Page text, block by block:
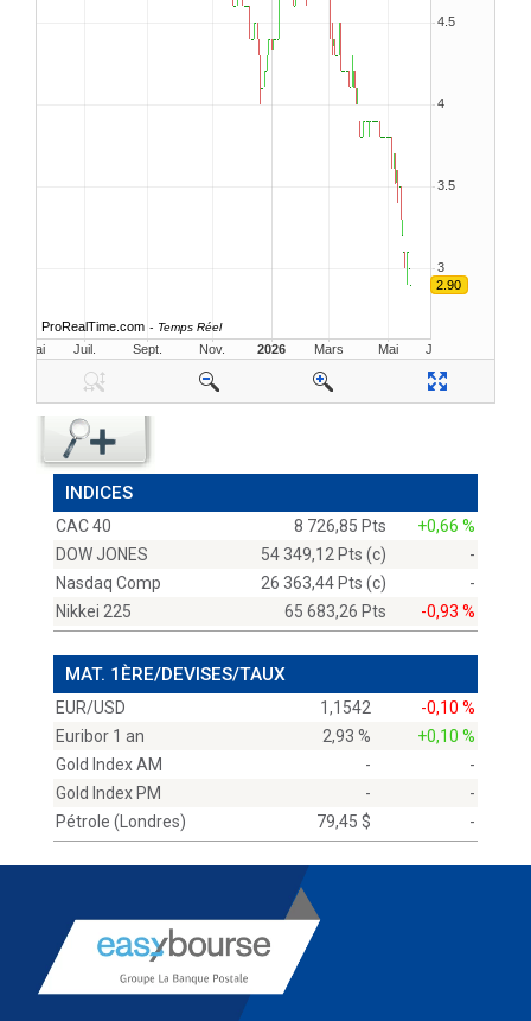
INDICES
CAC 40 8 726,85 Pts
+0,66 %
DOW JONES
54 349,12 Pts (c)
-
Nasdaq Comp
26 363,44 Pts (c)
-
Nikkei 225
65 683,26 Pts -0,93 %
MAT. 1ÈRE/DEVISES/TAUX
EUR/USD 1,1542
-0,10 %
Euribor 1 an
2,93 %
+0,10 %
Gold Index AM
-
-
Gold Index PM
-
-
Pétrole (Londres)
79,45 $ -